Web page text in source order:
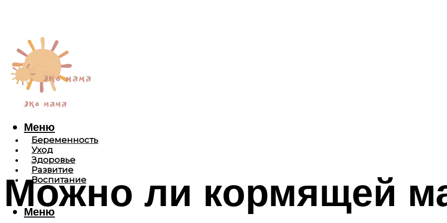
Беременность
Уход
Здоровье
Развитие
Воспитание
Меню
Меню
Можно ли кормящей